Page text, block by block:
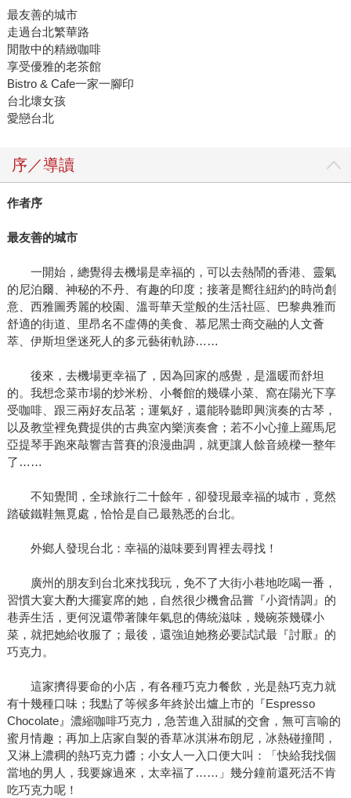
最友善的城市
走過台北繁華路
閒散中的精緻咖啡
享受優雅的老茶館
Bistro & Cafe一家一腳印
台北壞女孩
愛戀台北
序／導讀
作者序
最友善的城市
一開始，總覺得去機場是幸福的，可以去熱鬧的香港、靈氣
的尼泊爾、神秘的不丹、有趣的印度；接著是嚮往紐約的時尚創
意、西雅圖秀麗的校園、溫哥華天堂般的生活社區、巴黎典雅而
舒適的街道、里昂名不虛傳的美食、慕尼黑士商交融的人文薈
萃、伊斯坦堡迷死人的多元藝術軌跡……
後來，去機場更幸福了，因為回家的感覺，是溫暖而舒坦
的。我想念菜市場的炒米粉、小餐館的幾碟小菜、窩在陽光下享
受咖啡、跟三兩好友品茗；運氣好，還能聆聽即興演奏的古琴，
以及教堂裡免費提供的古典室內樂演奏會；若不小心撞上羅馬尼
亞提琴手跑來敲響吉普賽的浪漫曲調，就更讓人餘音繞樑一整年
了……
不知覺間，全球旅行二十餘年，卻發現最幸福的城市，竟然
踏破鐵鞋無覓處，恰恰是自己最熟悉的台北。
外鄉人發現台北：幸福的滋味要到胃裡去尋找！
廣州的朋友到台北來找我玩，免不了大街小巷地吃喝一番，
習慣大宴大酌大擺宴席的她，自然很少機會品嘗『小資情調』的
巷弄生活，更何況還帶著陳年氣息的傳統滋味，幾碗茶幾碟小
菜，就把她給收服了；最後，還強迫她務必要試試最『討厭』的
巧克力。
這家擠得要命的小店，有各種巧克力餐飲，光是熱巧克力就
有十幾種口味；我點了等候多年終於出爐上市的『Espresso
Chocolate』濃縮咖啡巧克力，急苦進入甜膩的交會，無可言喻的
蜜月情趣；再加上店家自製的香草冰淇淋布朗尼，冰熱碰撞間，
又淋上濃稠的熱巧克力醬；小女人一入口便大叫：「快給我找個
當地的男人，我要嫁過來，太幸福了……」幾分鐘前還死活不肯
吃巧克力呢！